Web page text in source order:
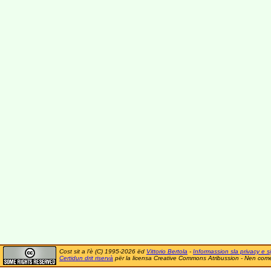
Cost sit a l'è (C) 1995-2026 ëd Vittorio Bertola - Informassion sla privacy e
Certidun drit riservà për la licensa Creative Commons Atribussion - Nen